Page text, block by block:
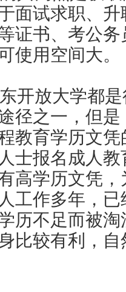
面试求职、
证书、考公
使用空间大。
开放大学都
径之一，但
教育学历文
士报名成人
高学历文凭
工作多年，
历不足而被
比较有利，